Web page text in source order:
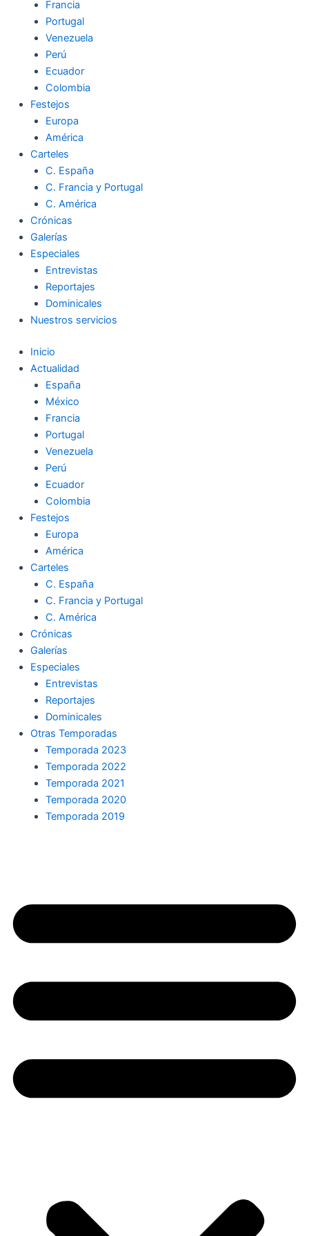
Francia
Portugal
Venezuela
Perú
Ecuador
Colombia
Festejos
Europa
América
Carteles
C. España
C. Francia y Portugal
C. América
Crónicas
Galerías
Especiales
Entrevistas
Reportajes
Dominicales
Nuestros servicios
Inicio
Actualidad
España
México
Francia
Portugal
Venezuela
Perú
Ecuador
Colombia
Festejos
Europa
América
Carteles
C. España
C. Francia y Portugal
C. América
Crónicas
Galerías
Especiales
Entrevistas
Reportajes
Dominicales
Otras Temporadas
Temporada 2023
Temporada 2022
Temporada 2021
Temporada 2020
Temporada 2019